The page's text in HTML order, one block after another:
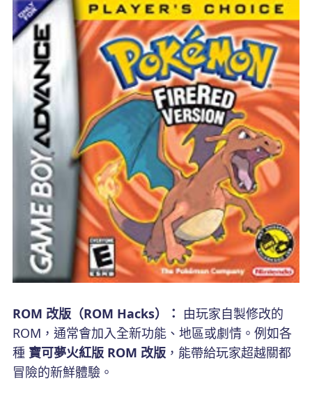
ROM 改版（ROM Hacks）： 由玩家自製修改的
ROM，通常會加入全新功能、地區或劇情。例如各
種 寶可夢火紅版 ROM 改版 ，能帶給玩家超越關都
冒險的新鮮體驗。